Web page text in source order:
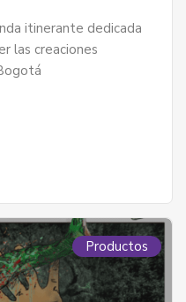
itinerante dedicada
las creaciones
Productos